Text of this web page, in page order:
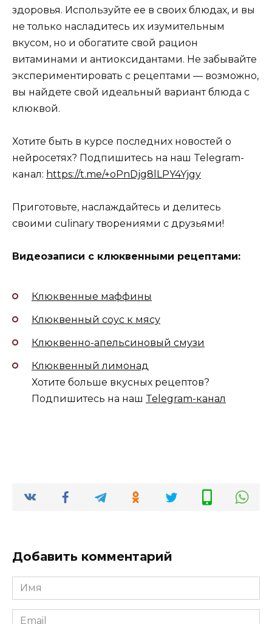
здоровья. Используйте ее в своих блюдах, и вы
не только насладитесь их изумительным
вкусом, но и обогатите свой рацион
витаминами и антиоксидантами. Не забывайте
экспериментировать с рецептами — возможно,
вы найдете свой идеальный вариант блюда с
клюквой.
Хотите быть в курсе последних новостей о
нейросетях? Подпишитесь на наш Telegram-
канал: https://t.me/+oPnDjg8lLPY4Yjgy
Приготовьте, наслаждайтесь и делитесь
своими culinary творениями с друзьями!
Видеозаписи с клюквенными рецептами:
Клюквенные маффины
Клюквенный соус к мясу
Клюквенно-апельсиновый смузи
Клюквенный лимонад
Хотите больше вкусных рецептов?
Подпишитесь на наш Telegram-канал
Добавить комментарий
Имя
*
Email